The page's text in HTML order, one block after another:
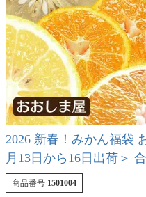
2026 新春！みかん福袋
月13日から16日出荷＞
商品番号 1501004